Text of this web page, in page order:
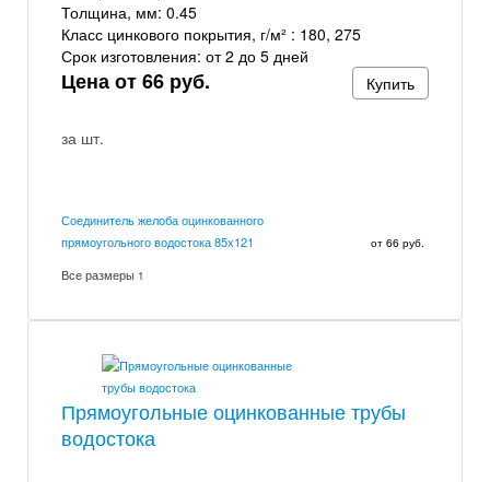
Толщина, мм: 0.45
Класс цинкового покрытия, г/м² : 180, 275
Срок изготовления: от 2 до 5 дней
Цена от 66 руб.
за шт.
Купить
Соединитель желоба оцинкованного
прямоугольного водостока 85х121
от 66 руб.
Все размеры 1
Прямоугольные оцинкованные трубы
водостока